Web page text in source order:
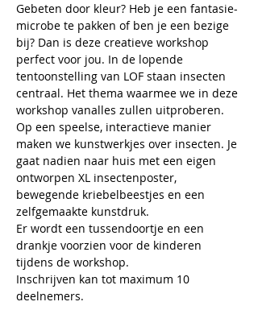
Gebeten door kleur? Heb je een fantasie-
microbe te pakken of ben je een bezige
bij? Dan is deze creatieve workshop
perfect voor jou. In de lopende
tentoonstelling van LOF staan insecten
centraal. Het thema waarmee we in deze
workshop vanalles zullen uitproberen.
Op een speelse, interactieve manier
maken we kunstwerkjes over insecten. Je
gaat nadien naar huis met een eigen
ontworpen XL insectenposter,
bewegende kriebelbeestjes en een
zelfgemaakte kunstdruk.
Er wordt een tussendoortje en een
drankje voorzien voor de kinderen
tijdens de workshop.
Inschrijven kan tot maximum 10
deelnemers.